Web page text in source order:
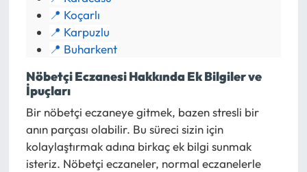
📍 Koçarlı
📍 Karpuzlu
📍 Buharkent
Nöbetçi Eczanesi Hakkında Ek Bilgiler ve
İpuçları
Bir nöbetçi eczaneye gitmek, bazen stresli bir
anın parçası olabilir. Bu süreci sizin için
kolaylaştırmak adına birkaç ek bilgi sunmak
isteriz. Nöbetçi eczaneler, normal eczanelerle